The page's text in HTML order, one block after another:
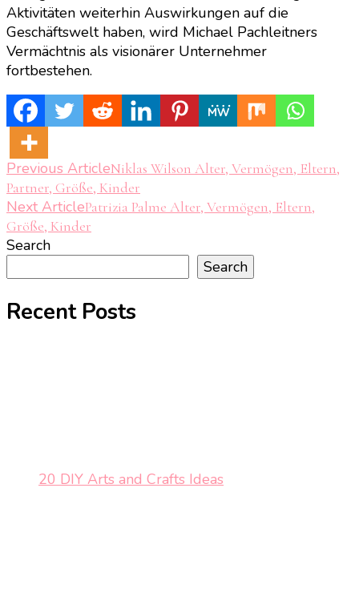
Aktivitäten weiterhin Auswirkungen auf die
Geschäftswelt haben, wird Michael Pachleitners
Vermächtnis als visionärer Unternehmer
fortbestehen.
Post
Navigation
Previous ArticleNiklas Wilson Alter, Vermögen, Eltern,
Partner, Größe, Kinder
Next ArticlePatrizia Palme Alter, Vermögen, Eltern,
Größe, Kinder
Search
Search
Recent Posts
20 DIY Arts and Crafts Ideas